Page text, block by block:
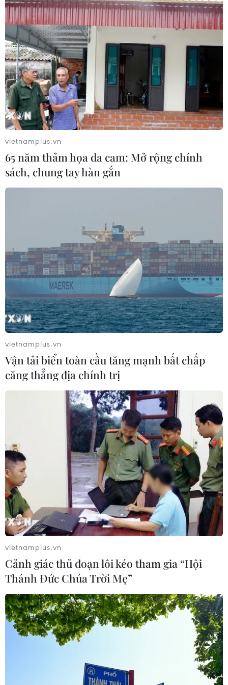
năm trời, yêu cầu sự kiên nhẫn và cả lòng tin
vào bản thân mình, không được tự ti khi nhìn
vào gương hay so sánh với các cô gái khác.
Không phải ai cũng có làn da mịn màng bẩm
sinh, bạn hãy tự nhận ra nhu cầu của mình và
điều chỉnh cho hợp lý. Và đến khi mụn đã biến
mất rồi, vẫn giữ vững những thói quen tốt để
duy trì làn da đẹp, bền và khỏe mạnh nhé./.
#sữa rửa mặt #kem trị mụn
#kem chống nắng
#thể dục thể thao
Theo dõi VietnamPlus
TIN LIÊN QUAN
Bí quyết chọn sản phẩm chống nắng cho
làn da mụn đỏng đảnh
vietnamplus.vn
65 năm thảm họa da cam: Mở rộng chính
sách, chung tay hàn gắn
vietnamplus.vn
Vận tải biển toàn cầu tăng mạnh bất chấp
căng thẳng địa chính trị
vietnamplus.vn
Cảnh giác thủ đoạn lôi kéo tham gia “Hội
Thánh Đức Chúa Trời Mẹ”